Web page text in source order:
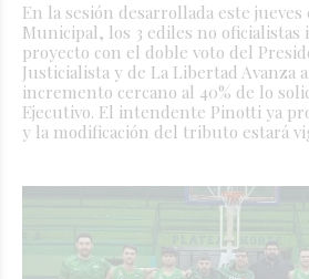
En la sesión desarrollada este jueves
Municipal, los 3 ediles no
proyecto con el doble voto del
Justicialista y de La Libertad Avanza
incremento cercano al 40% de lo
Ejecutivo. El intendente Pinotti ya
y la modificación del tributo estará